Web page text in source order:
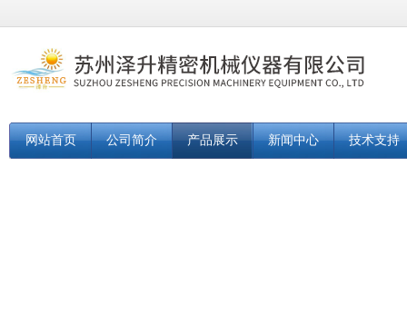
网站首页 公司简介 产品展示 新闻中心 技术支持